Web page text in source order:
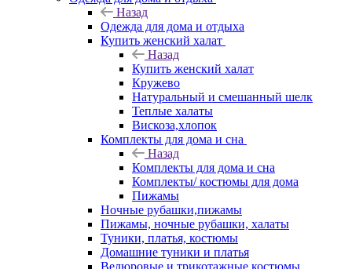
Назад
Одежда для дома и отдыха
Купить женский халат
Назад
Купить женский халат
Кружево
Натуральный и смешанный шелк
Теплые халаты
Вискоза,хлопок
Комплекты для дома и сна
Назад
Комплекты для дома и сна
Комплекты/ костюмы для дома
Пижамы
Ночные рубашки,пижамы
Пижамы, ночные рубашки, халаты
Туники, платья, костюмы
Домашние туники и платья
Велюровые и трикотажные костюмы